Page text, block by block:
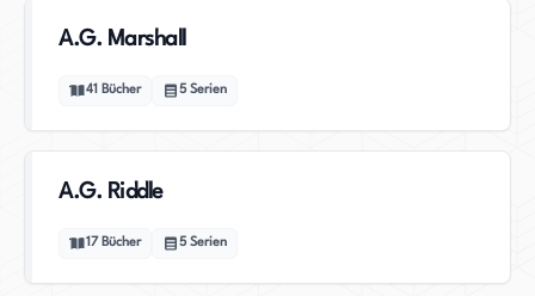
A.G. Marshall
41 Bücher 5 Serien
A.G. Riddle
17 Bücher 5 Serien